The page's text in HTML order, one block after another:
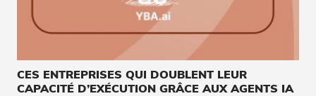
CES ENTREPRISES QUI DOUBLENT LEUR
CAPACITÉ D’EXÉCUTION GRÂCE AUX AGENTS IA